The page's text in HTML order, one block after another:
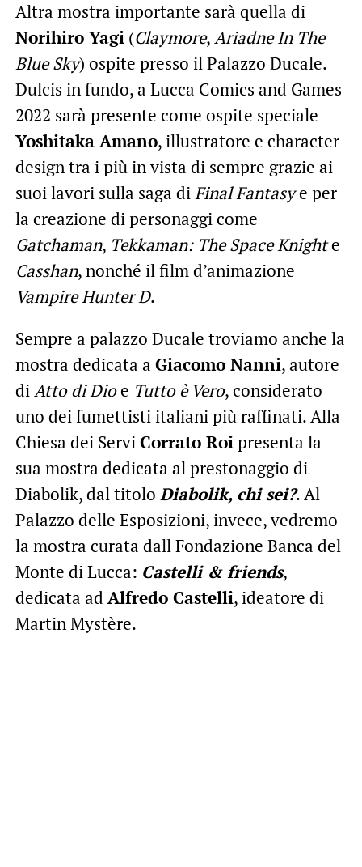
Altra mostra importante sarà quella di
Norihiro Yagi(Claymore,Ariadne In The
Blue Sky) ospite presso il Palazzo Ducale.
Dulcis in fundo, a Lucca Comics and Games
2022 sarà presente come ospite speciale
Yoshitaka Amano, illustratore e character
design tra i più in vista di sempre grazie ai
suoi lavori sulla saga diFinal Fantasye per
la creazione di personaggi come
Gatchaman, Tekkaman: The Space Knighte
Casshan, nonché il film d’animazione
Vampire Hunter D.
Sempre a palazzo Ducale troviamo anche la
mostra dedicata a Giacomo Nanni, autore
diAtto di Dioe Tutto è Vero, considerato
uno dei fumettisti italiani più raffinati. Alla
Chiesa dei ServiCorrato Roipresenta la
sua mostra dedicata al prestonaggio di
Diabolik, dal titolo Diabolik, chi sei?. Al
Palazzo delle Esposizioni, invece, vedremo
la mostra curata dall Fondazione Banca del
Monte di Lucca: Castelli & friends,
dedicata ad Alfredo Castelli, ideatore di
Martin Mystère.